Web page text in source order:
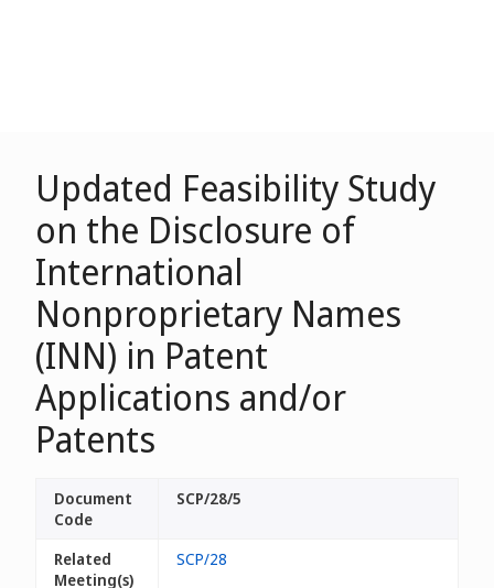
Updated Feasibility Study
on the Disclosure of
International
Nonproprietary Names
(INN) in Patent
Applications and/or
Patents
Document
Code
SCP/28/5
Related
Meeting(s)
SCP/28